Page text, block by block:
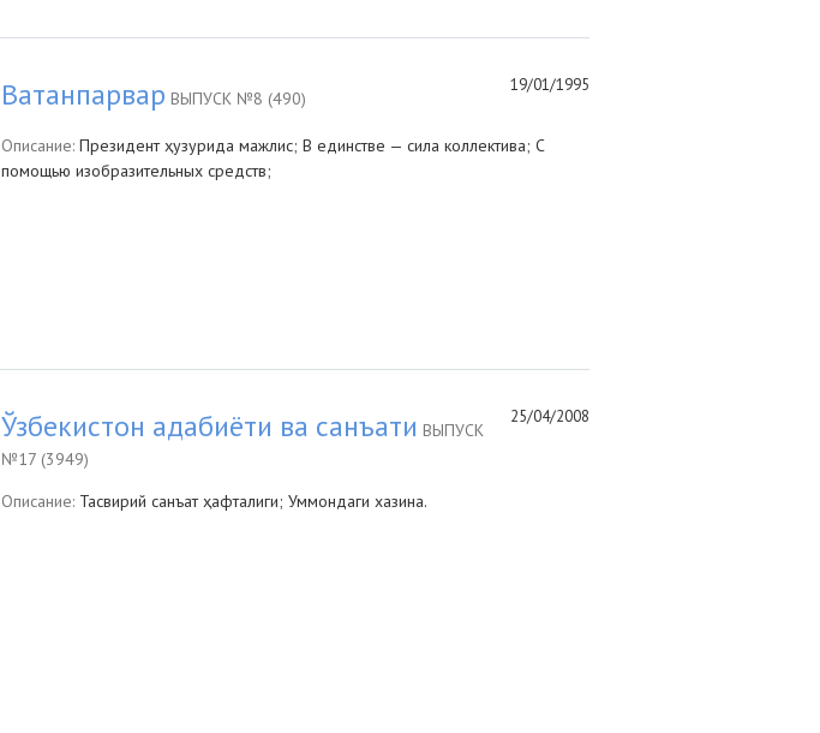
19/01/1995
Ватанпарвар ВЫПУСК №8 (490)
Описание: Президент ҳузурида мажлис; В единстве — сила коллектива; С
помощью изобразительных средств;
25/04/2008
Ўзбекистон адабиёти ва санъати ВЫПУСК
№17 (3949)
Описание: Тасвирий санъат ҳафталиги; Уммондаги хазина.